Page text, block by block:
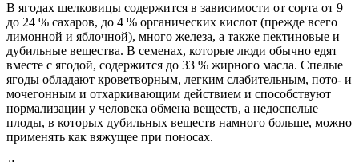
В ягодах шелковицы содержится в зависимости от сорта от 9
до 24 % сахаров, до 4 % органических кислот (прежде всего
лимонной и яблочной), много железа, а также пектиновые и
дубильные вещества. В семенах, которые люди обычно едят
вместе с ягодой, содержится до 33 % жирного масла. Спелые
ягоды обладают кроветворным, легким слабительным, пото- и
мочегонным и отхаркивающим действием и способствуют
нормализации у человека обмена веществ, а недоспелые
плоды, в которых дубильных веществ намного больше, можно
применять как вяжущее при поносах.